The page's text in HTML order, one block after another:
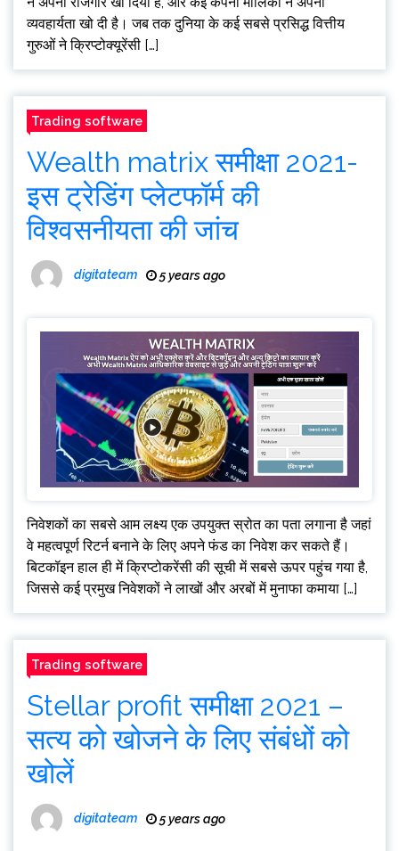
व्यवहार्यता खो दी है। जब तक दुनिया के कई सबसे प्रसिद्ध वित्तीय
गुरुओं ने क्रिप्टोक्यूरेंसी […]
Trading software
Wealth matrix समीक्षा 2021-
इस ट्रेडिंग प्लेटफॉर्म की
विश्वसनीयता की जांच
digitateam 5 years ago
निवेशकों का सबसे आम लक्ष्य एक उपयुक्त स्रोत का पता लगाना है जहां
वे महत्वपूर्ण रिटर्न बनाने के लिए अपने फंड का निवेश कर सकते हैं।
बिटकॉइन हाल ही में क्रिप्टोकरेंसी की सूची में सबसे ऊपर पहुंच गया है,
जिससे कई प्रमुख निवेशकों ने लाखों और अरबों में मुनाफा कमाया […]
Trading software
Stellar profit समीक्षा 2021 –
सत्य को खोजने के लिए संबंधों को
खोलें
digitateam 5 years ago